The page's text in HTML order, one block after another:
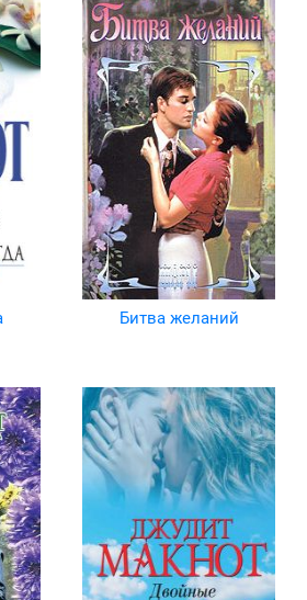
Битва желаний